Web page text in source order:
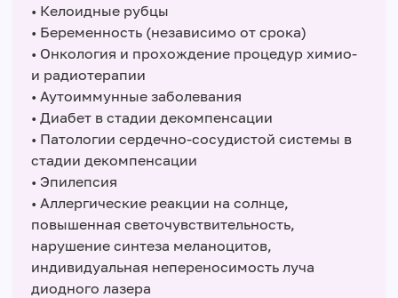
• Келоидные рубцы
• Беременность (независимо от срока)
• Онкология и прохождение процедур химио-
и радиотерапии
• Аутоиммунные заболевания
• Диабет в стадии декомпенсации
• Патологии сердечно-сосудистой системы в
стадии декомпенсации
• Эпилепсия
• Аллергические реакции на солнце,
повышенная светочувствительность,
нарушение синтеза меланоцитов,
индивидуальная непереносимость луча
диодного лазера